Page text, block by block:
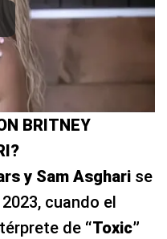
BRITNEY
y Sam Asghari se
cuando el
de “Toxic”